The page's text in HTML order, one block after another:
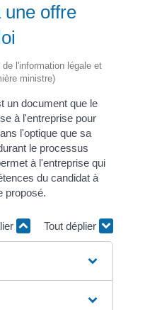
une offre
l'information légale et
ministre)
un document que le
à l'entreprise pour
l'optique que sa
le processus
à l'entreprise qui
du candidat à
proposé.
Tout déplier